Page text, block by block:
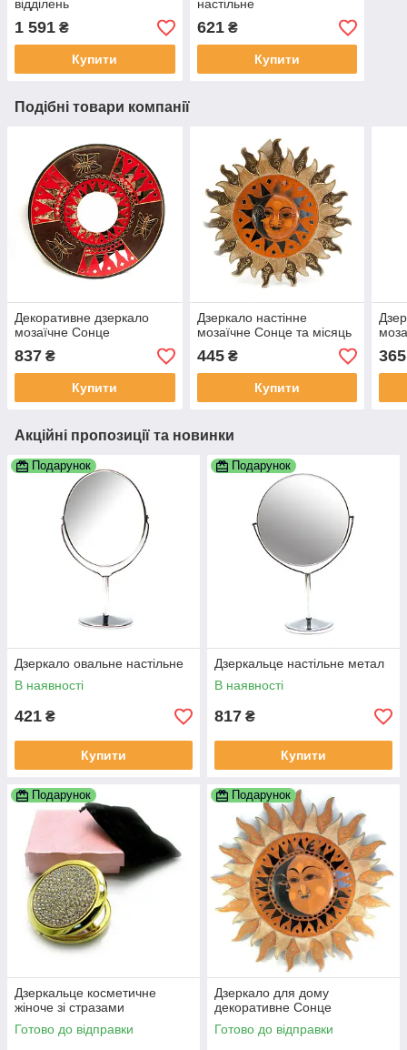
відділень
1 591 ₴
Купити
настільне
621₴
Купити
Подібні товари компанії
Декоративне дзеркало
мозаїчне Сонце
837 ₴
Купити
Дзеркало настінне
мозаїчне Сонце та місяць
445₴
Купити
365
Акційні пропозиції та новинки
Подарунок
Дзеркало овальне настільне
В наявності
421 ₴
Купити
Подарунок
Дзеркальце настільне метал
В наявності
817 ₴
Купити
Подарунок
Дзеркальце косметичне
жіноче зі стразами
Готово до відправки
Подарунок
Дзеркало для дому
декоративне Сонце
Готово до відправки